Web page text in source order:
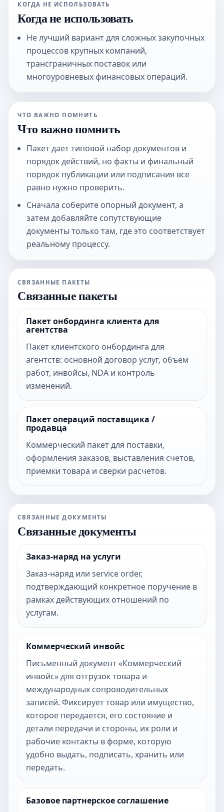
КОГДА НЕ ИСПОЛЬЗОВАТЬ
Когда не использовать
Не лучший вариант для сложных закупочных
процессов крупных компаний,
трансграничных поставок или
многоуровневых финансовых операций.
ЧТО ВАЖНО ПОМНИТЬ
Что важно помнить
Пакет дает типовой набор документов и
порядок действий, но факты и финальный
порядок публикации или подписания все
равно нужно проверить.
Сначала соберите опорный документ, а
затем добавляйте сопутствующие
документы только там, где это соответствует
реальному процессу.
СВЯЗАННЫЕ ПАКЕТЫ
Связанные пакеты
Пакет онбординга клиента для
агентства
Пакет клиентского онбординга для
агентств: основной договор услуг, объем
работ, инвойсы, NDA и контроль
изменений.
Пакет операций поставщика /
продавца
Коммерческий пакет для поставки,
оформления заказов, выставления счетов,
приемки товара и сверки расчетов.
СВЯЗАННЫЕ ДОКУМЕНТЫ
Связанные документы
Заказ-наряд на услуги
Заказ-наряд или service order,
подтверждающий конкретное поручение в
рамках действующих отношений по
услугам.
Коммерческий инвойс
Письменный документ «Коммерческий
инвойс» для отгрузок товара и
международных сопроводительных
записей. Фиксирует товар или имущество,
которое передается, его состояние и
детали передачи и стороны, их роли и
рабочие контакты в форме, которую
удобно выдать, подписать, хранить или
передать.
Базовое партнерское соглашение